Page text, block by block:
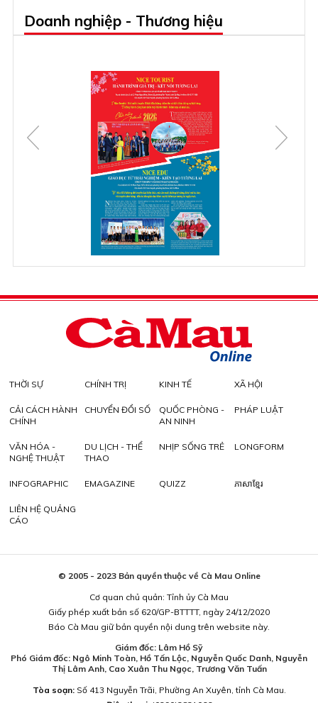
Doanh nghiệp - Thương hiệu
THỜI SỰ CHÍNH TRỊ KINH TẾ XÃ HỘI
CẢI CÁCH HÀNH
CHÍNH
CHUYỂN ĐỔI SỐ
QUỐC PHÒNG -
AN NINH
PHÁP LUẬT
VĂN HÓA -
NGHỆ THUẬT
DU LỊCH - THỂ
THAO
NHỊP SỐNG TRẺ LONGFORM
INFOGRAPHIC EMAGAZINE QUIZZ ភាសាខ្មែរ
LIÊN HỆ QUẢNG
CÁO
© 2005 - 2023 Bản quyền thuộc về Cà Mau Online
Cơ quan chủ quản: Tỉnh ủy Cà Mau
Giấy phép xuất bản số 620/GP-BTTTT, ngày 24/12/2020
Báo Cà Mau giữ bản quyền nội dung trên website này.
Giám đốc: Lâm Hồ Sỹ
Phó Giám đốc: Ngô Minh Toàn, Hồ Tấn Lộc, Nguyễn Quốc Danh, Nguyễn
Thị Lâm Anh, Cao Xuân Thu Ngọc, Trương Văn Tuấn
Tòa soạn:Số 413 Nguyễn Trãi, Phường An Xuyên, tỉnh Cà Mau.